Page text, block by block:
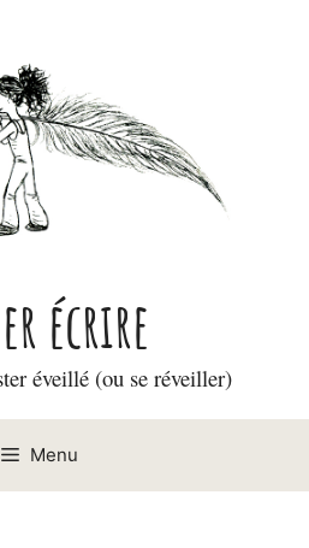
écrire
éveillé (ou se réveiller)
Menu